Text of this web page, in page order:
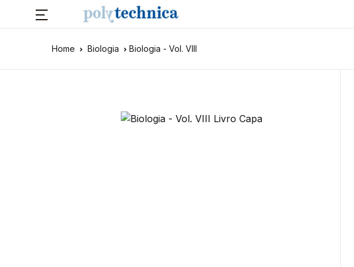
Home Biologia Biologia - Vol. VIII